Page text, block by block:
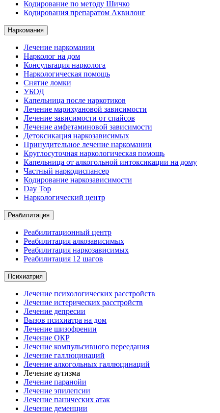
Кодирование по методу Шичко
Кодирования препаратом Аквилонг
Наркомания
Лечение наркомании
Нарколог на дом
Консультация нарколога
Наркологическая помощь
Снятие ломки
УБОД
Капельница после наркотиков
Лечение марихуановой зависимости
Лечение зависимости от спайсов
Лечение амфетаминовой зависимости
Детоксикация наркозависимых
Принудительное лечение наркомании
Круглосуточная наркологическая помощь
Капельница от алкогольной интоксикации на дому
Частный наркодиспансер
Кодирование наркозависимости
Day Top
Наркологический центр
Реабилитация
Реабилитационный центр
Реабилитация алкозависимых
Реабилитация наркозависимых
Реабилитация 12 шагов
Психиатрия
Лечение психологических расстройств
Лечение истерических расстройств
Лечение депресии
Вызов психиатра на дом
Лечение шизофрении
Лечение ОКР
Лечение компульсивного переедания
Лечение галлюцинаций
Лечение алкогольных галлюцинаций
Лечение аутизма
Лечение паранойи
Лечение эпилепсии
Лечение панических атак
Лечение деменции